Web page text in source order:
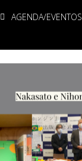
AGENDA/EVENTOS